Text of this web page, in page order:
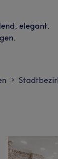
elegant.
>